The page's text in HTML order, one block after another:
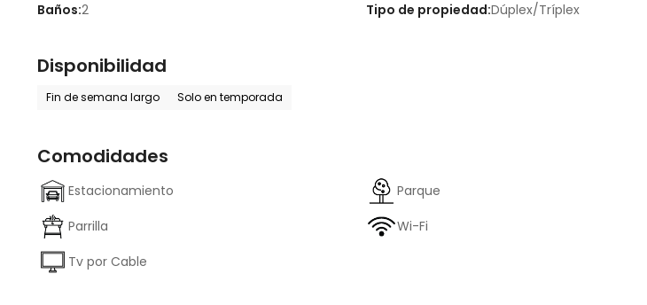
Baños:2 Tipo de propiedad:Dúplex/Tríplex
Disponibilidad
Fin de semana largo Solo en temporada
Comodidades
Estacionamiento
Parque
Parrilla
Wi-Fi
Tv por Cable